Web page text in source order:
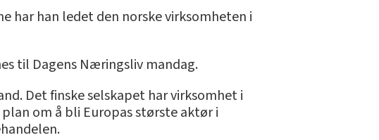
har han ledet den norske virksomheten i
til Dagens Næringsliv mandag.
Det finske selskapet har virksomhet i
om å bli Europas største aktør i